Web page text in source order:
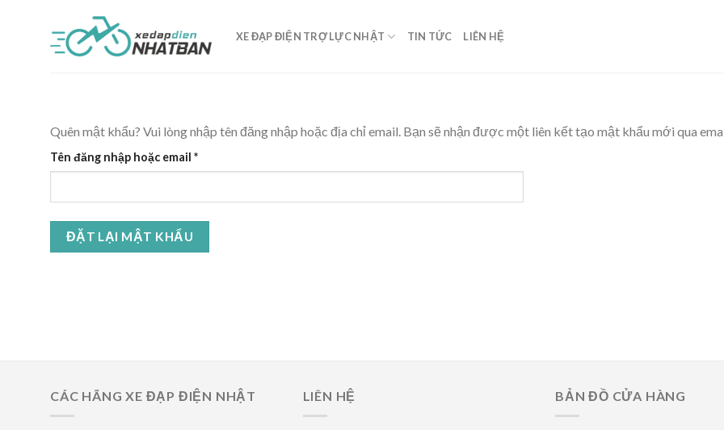
XE ĐẠP ĐIỆN TRỢ LỰC NHẬT TIN TỨC LIÊN HỆ
Quên mật khẩu? Vui lòng nhập tên đăng nhập hoặc địa chỉ email. Bạn sẽ nhận được một liên kết tạo mật khẩu mới qua
Tên đăng nhập hoặc email *Bắt
buộc
ĐẶT LẠI MẬT KHẨU
CÁC HÃNG XE ĐẠP ĐIỆN NHẬT LIÊN HỆ BẢN ĐỒ CỬA HÀNG